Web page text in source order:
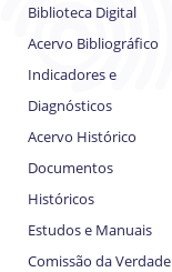
Biblioteca Digital
Acervo Bibliográfico
Indicadores e
Diagnósticos
Acervo Histórico
Documentos
Históricos
Estudos e Manuais
Comissão da Verdade